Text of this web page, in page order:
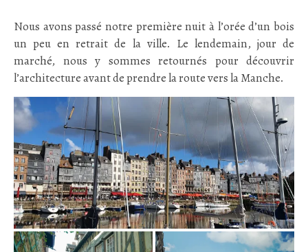
Nous avons passé notre première nuit à l’orée d’un bois
un peu en retrait de la ville. Le lendemain, jour de
marché, nous y sommes retournés pour découvrir
l’architecture avant de prendre la route vers la Manche.